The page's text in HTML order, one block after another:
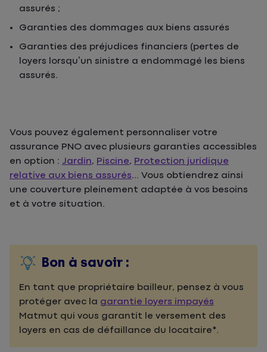
assurés ;
Garanties des dommages aux biens assurés
Garanties des préjudices financiers (pertes de
loyers lorsqu’un sinistre a endommagé les biens
assurés.
Vous pouvez également personnaliser votre
assurance PNO avec plusieurs garanties accessibles
en option : Jardin, Piscine, Protection juridique
relative aux biens assurés... Vous obtiendrez ainsi
une couverture pleinement adaptée à vos besoins
et à votre situation.
Bon à savoir :
En tant que propriétaire bailleur, pensez à vous
protéger avec la garantie loyers impayés
Matmut qui vous garantit le versement des
loyers en cas de défaillance du locataire*.